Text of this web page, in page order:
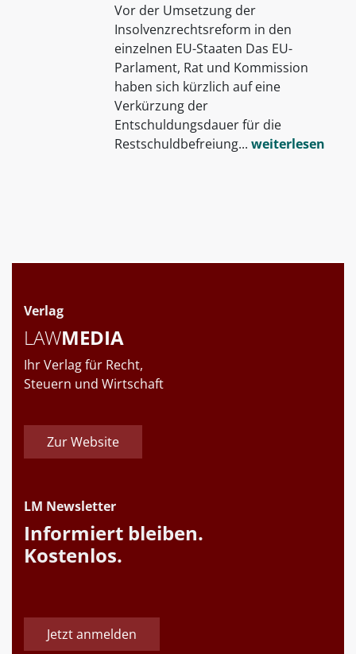
Vor der Umsetzung der
Insolvenzrechtsreform in den
einzelnen EU-Staaten Das EU-
Parlament, Rat und Kommission
haben sich kürzlich auf eine
Verkürzung der
Entschuldungsdauer für die
Restschuldbefreiung... weiterlesen
Verlag
LAWMEDIA
Ihr Verlag für Recht,
Steuern und Wirtschaft
Zur Website
LM Newsletter
Informiert bleiben.
Kostenlos.
Jetzt anmelden